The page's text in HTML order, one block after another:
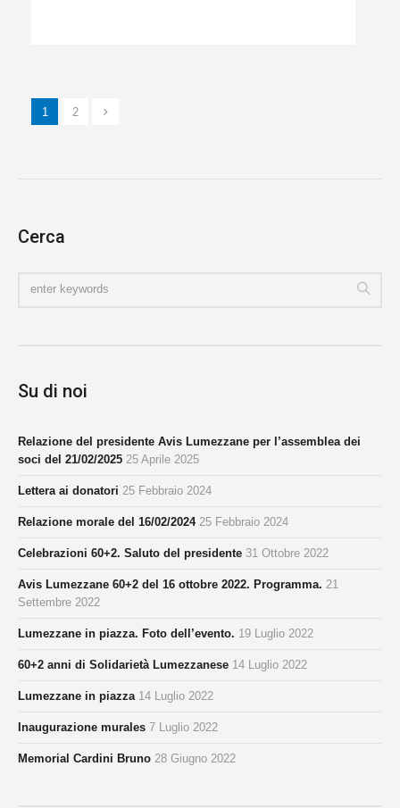
1 2
Cerca
Su di noi
Relazione del presidente Avis Lumezzane per l’assemblea dei
soci del 21/02/2025 25 Aprile 2025
Lettera ai donatori 25 Febbraio 2024
Relazione morale del 16/02/2024 25 Febbraio 2024
Celebrazioni 60+2. Saluto del presidente 31 Ottobre 2022
Avis Lumezzane 60+2 del 16 ottobre 2022. Programma. 21
Settembre 2022
Lumezzane in piazza. Foto dell’evento. 19 Luglio 2022
60+2 anni di Solidarietà Lumezzanese 14 Luglio 2022
Lumezzane in piazza 14 Luglio 2022
Inaugurazione murales 7 Luglio 2022
Memorial Cardini Bruno 28 Giugno 2022